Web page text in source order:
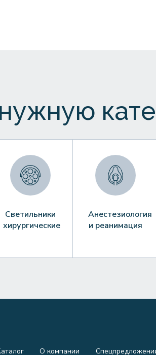
Светильники
хирургические
Анестезиология
и реанимация
О компании